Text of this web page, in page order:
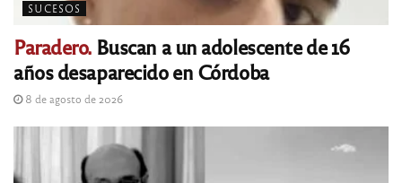
SUCESOS
Paradero. Buscan a un adolescente de 16
años desaparecido en Córdoba
8 de agosto de 2026